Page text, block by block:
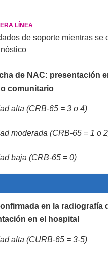
LÍNEA
de soporte mientras se
de NAC: presentación
comunitario
alta (CRB-65 = 3 o 4)
moderada (CRB-65 = 1 o
baja (CRB-65 = 0)
en la radiografía
en el hospital
alta (CURB-65 = 3-5)